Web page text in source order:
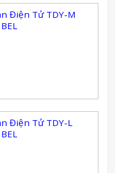
Điện Tử TDY-M
Điện Tử TDY-L